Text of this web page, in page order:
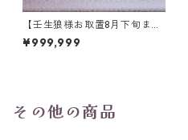
【壬生狼様お取置8月下旬ま
で】マダガスカル産スフェー
ン ラウンドカットルース 0.45
¥999,999
その他の商品